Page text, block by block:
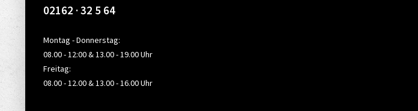
02162 · 32 5 64
Montag - Donnerstag:
08.00 - 12:00 & 13.00 - 19.00 Uhr
Freitag:
08.00 - 12.00 & 13.00 - 16.00 Uhr